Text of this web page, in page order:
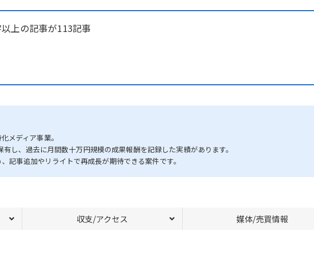
上の記事が113記事
メディア事業。
し、過去に月間数十万円規模の成果報酬を記録した実績があります。
記事追加やリライトで再成長が期待できる案件です。
収支/アクセス 媒体/売買情報